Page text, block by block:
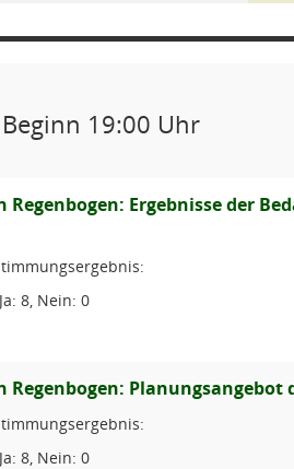
19:00 Uhr
Regenbogen: Ergebnisse der
Ja: 8, Nein: 0
Regenbogen:
Ja: 8, Nein: 0